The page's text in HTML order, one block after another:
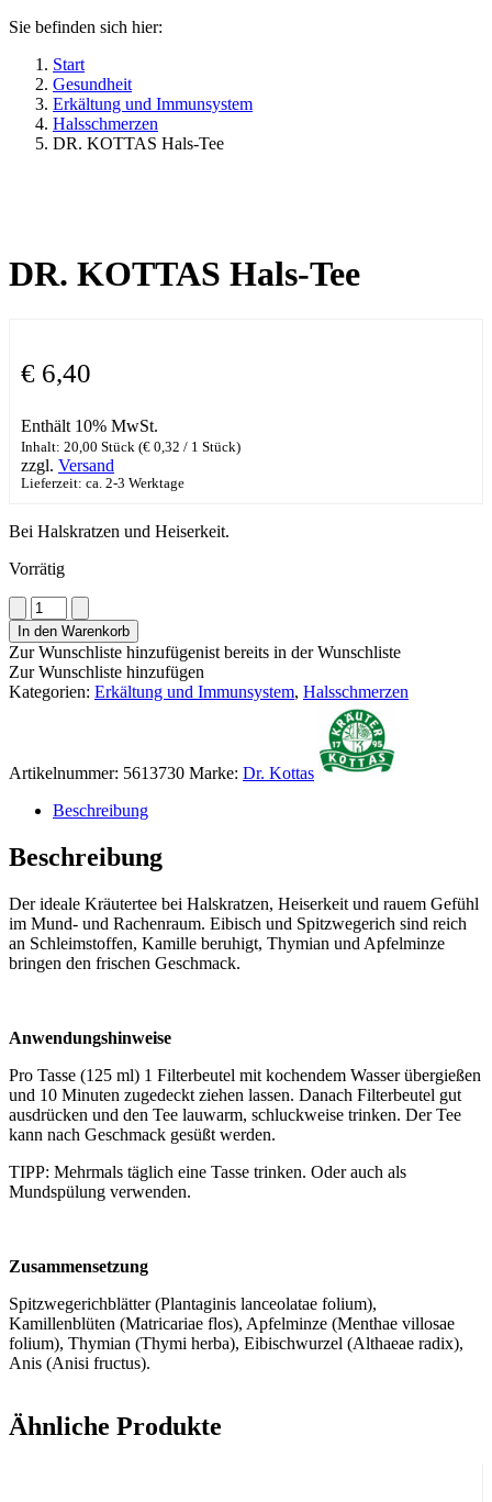
Sie befinden sich hier:
Start
Gesundheit
Erkältung und Immunsystem
Halsschmerzen
DR. KOTTAS Hals-Tee
DR. KOTTAS Hals-Tee
€ 6,40
Enthält 10% MwSt.
Inhalt: 20,00 Stück (€ 0,32 / 1 Stück)
zzgl. Versand
Lieferzeit: ca. 2-3 Werktage
Bei Halskratzen und Heiserkeit.
Vorrätig
DR.
KOTTAS
Hals-
Tee
Menge
In den Warenkorb
Zur Wunschliste hinzufügenist bereits in der Wunschliste
Zur Wunschliste hinzufügen
Kategorien: Erkältung und Immunsystem, Halsschmerzen
Artikelnummer: 5613730 Marke: Dr. Kottas
Beschreibung
Beschreibung
Der ideale Kräutertee bei Halskratzen, Heiserkeit und rauem Gefühl
im Mund- und Rachenraum. Eibisch und Spitzwegerich sind reich
an Schleimstoffen, Kamille beruhigt, Thymian und Apfelminze
bringen den frischen Geschmack.
Anwendungshinweise
Pro Tasse (125 ml) 1 Filterbeutel mit kochendem Wasser übergießen
und 10 Minuten zugedeckt ziehen lassen. Danach Filterbeutel gut
ausdrücken und den Tee lauwarm, schluckweise trinken. Der Tee
kann nach Geschmack gesüßt werden.
TIPP: Mehrmals täglich eine Tasse trinken. Oder auch als
Mundspülung verwenden.
Zusammensetzung
Spitzwegerichblätter (Plantaginis lanceolatae folium),
Kamillenblüten (Matricariae flos), Apfelminze (Menthae villosae
folium), Thymian (Thymi herba), Eibischwurzel (Althaeae radix),
Anis (Anisi fructus).
Ähnliche Produkte